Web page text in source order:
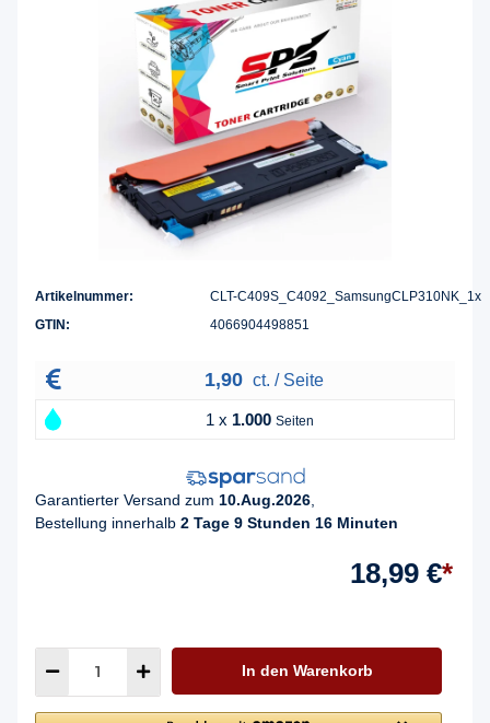
Artikelnummer:
CLT-C409S_C4092_SamsungCLP310NK_1x
GTIN:
4066904498851
1,90 ct. / Seite
1 x 1.000 Seiten
Garantierter Versand zum 10.Aug.2026
Bestellung innerhalb 2 Tage 9 Stunden 16 Minuten
18,99 €*
In den Warenkorb